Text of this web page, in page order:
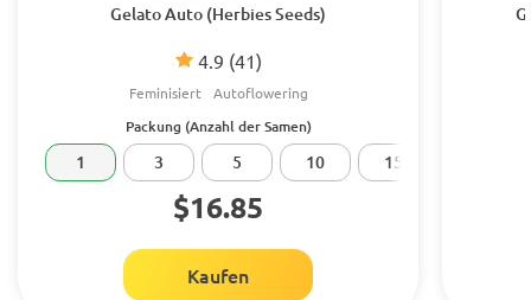
Gelato Auto (Herbies Seeds)
4.9 (41)
Feminisiert Autoflowering
Packung (Anzahl der Samen)
1 3 5 10 15
$16.85
Kaufen